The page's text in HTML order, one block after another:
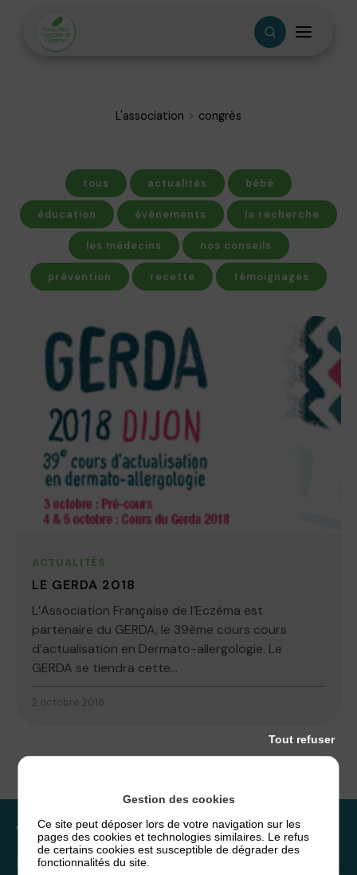
L'association congrès
tous actualités bébé
éducation événements la recherche
les médecins nos conseils
prévention recette témoignages
ACTUALITÉS
LE GERDA 2018
L’Association Française de l’Eczéma est
partenaire du GERDA, le 39ème cours cours
d’actualisation en Dermato-allergologie. Le
GERDA se tiendra cette...
2 octobre 2018
Vous souhaitez rejoindre
l’association ou faire un don ?
Gestion des cookies
Ce site peut déposer lors de votre navigation sur les
pages des cookies et technologies similaires. Le refus
de certains cookies est susceptible de dégrader des
fonctionnalités du site.
Tout refuser